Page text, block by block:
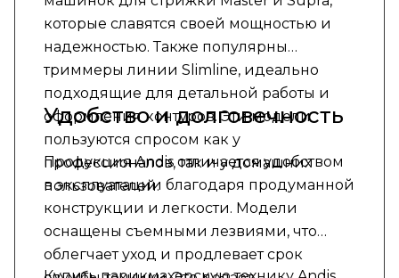
которые славятся своей мощностью и
надежностью. Также популярны
триммеры линии Slimline, идеально
подходящие для детальной работы и
оформления контуров. Эти модели
пользуются спросом как у
профессионалов, так и у домашних
пользователей.
Удобство и долговечность
Продукция Andis отличается удобством
в эксплуатации благодаря продуманной
конструкции и легкости. Модели
оснащены съемными лезвиями, что
облегчает уход и продлевает срок